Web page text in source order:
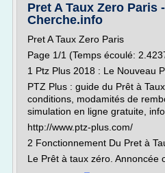
Pret A Taux Zero
Cherche.info
Pret A Taux Zero Paris
Page 1/1 (Temps écoulé:
1 Ptz Plus 2018 : Le Nouveau
PTZ Plus : guide du Prêt à
conditions, modamités de
simulation en ligne gratuite,
http://www.ptz-plus.com/
2 Fonctionnement Du Pret à
Le Prêt à taux zéro. Annoncée